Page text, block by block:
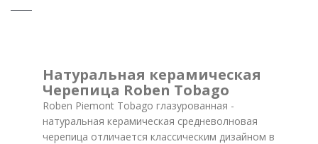
Натуральная керамическая
Черепица Roben Tobago
Roben Piemont Tobago глазурованная -
натуральная керамическая средневолновая
черепица отличается классическим дизайном в